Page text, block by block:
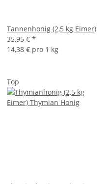
Tannenhonig (2,5 kg Eimer)
35,95 € *
14,38 € pro 1 kg
Top